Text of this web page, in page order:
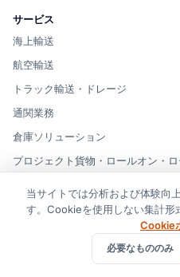
サービス
海上輸送
航空輸送
トラック輸送・ドレージ
通関業務
倉庫ソリューション
プロジェクト貨物・ロールオン・
当サイトでは分析および体験向
す。Cookieを使用しない集計形
Cookie
必要なもののみ